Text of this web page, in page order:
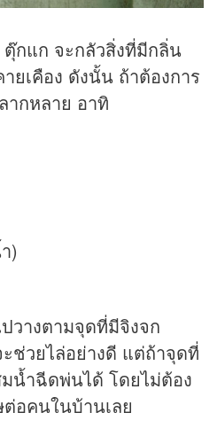
กแก จะกลัวสิ่งที่มีกลิ่น
ยเคือง ดังนั้น ถ้าต้องการ
ากหลาย อาทิ
)
วางตามจุดที่มีจิงจก
ะช่วยไล่อย่างดี แต่ถ้าจุดที่
น้ำฉีดพ่นได้ โดยไม่ต้อง
อคนในบ้านเลย